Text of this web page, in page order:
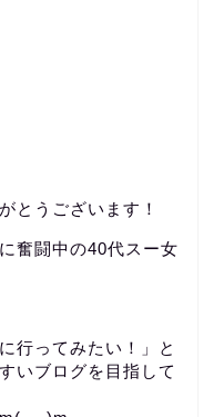
とうございます！
奮闘中の40代スー女
行ってみたい！」と
いブログを目指して